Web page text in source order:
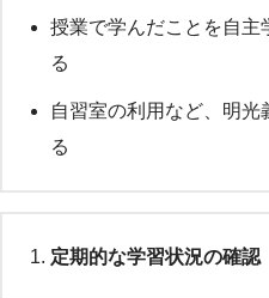
授業で学んだことを自主
る
自習室の利用など、明
る
定期的な学習状況の確認